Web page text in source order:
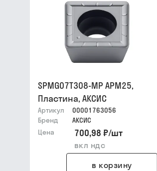
SPMG07T308-MP APM25,
Пластина, АКСИС
Артикул
00001763056
Бренд
АКСИС
Цена
700,98 ₽/шт
вкл ндс
в корзину